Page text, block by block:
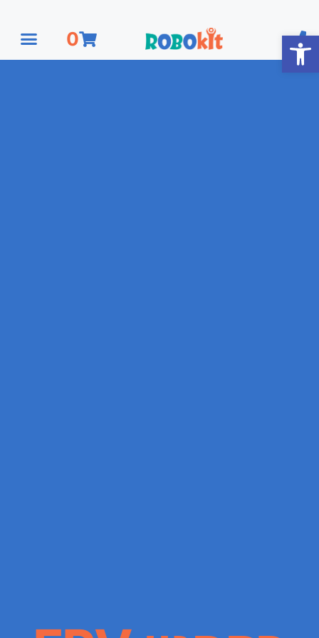
פתח סרגל נגישות 0